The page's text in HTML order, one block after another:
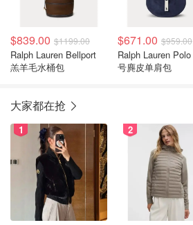
$839.00 $1199.00
Ralph Lauren Bellport
羔羊毛水桶包
$671.00 $959.00
Ralph Lauren Polo ID 小
号麂皮单肩包
大家都在抢
1 2